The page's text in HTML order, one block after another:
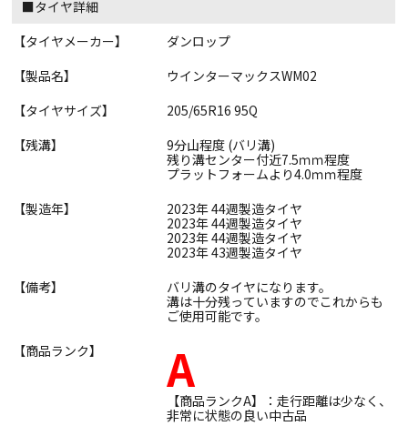
■タイヤ詳細
【タイヤメーカー】
ダンロップ
【製品名】
ウインターマックスWM02
【タイヤサイズ】
205/65R16 95Q
【残溝】
9分山程度 (バリ溝)
残り溝センター付近7.5ｍｍ程度
プラットフォームより4.0ｍｍ程度
【製造年】
2023年 44週製造タイヤ
2023年 44週製造タイヤ
2023年 44週製造タイヤ
2023年 43週製造タイヤ
【備考】
バリ溝のタイヤになります。
溝は十分残っていますのでこれからも
ご使用可能です。
【商品ランク】
A
【商品ランクA】：走行距離は少なく、
非常に状態の良い中古品